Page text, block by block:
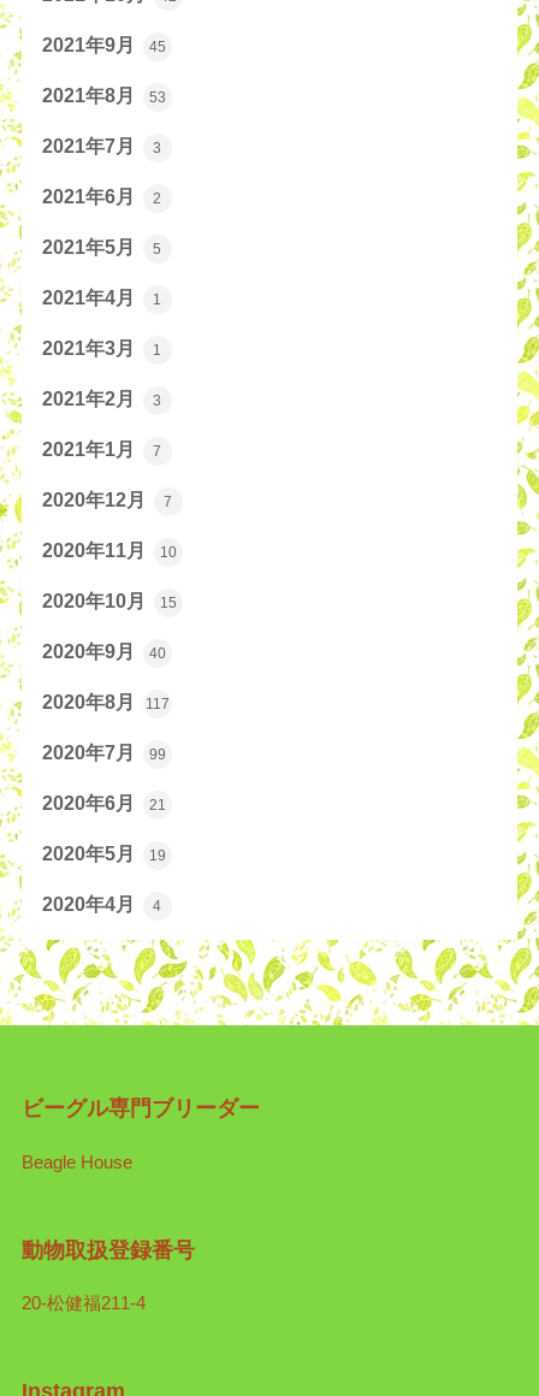
2021年9月 45
2021年8月 53
2021年7月 3
2021年6月 2
2021年5月 5
2021年4月 1
2021年3月 1
2021年2月 3
2021年1月 7
2020年12月 7
2020年11月 10
2020年10月 15
2020年9月 40
2020年8月 117
2020年7月 99
2020年6月 21
2020年5月 19
2020年4月 4
ビーグル専門ブリーダー
Beagle House
動物取扱登録番号
20-松健福211-4